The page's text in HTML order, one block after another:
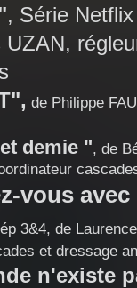
, Série
UZAN,
de Philippe
demie ", de
vous avec
3&4, de
et dressage
n'existe